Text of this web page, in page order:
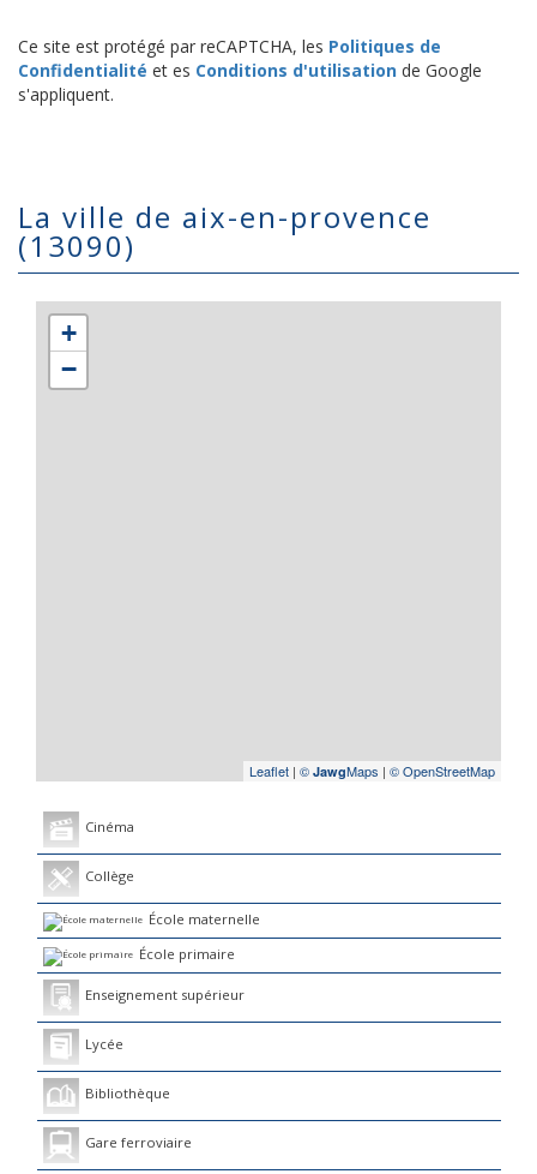
Ce site est protégé par reCAPTCHA, les Politiques de
Confidentialité et es Conditions d'utilisation de Google
s'appliquent.
la ville de aix-en-provence
(13090)
+
−
Leaflet | © JawgMaps | © OpenStreetMap
Cinéma
Collège
École maternelle
École primaire
Enseignement supérieur
Lycée
Bibliothèque
Gare ferroviaire